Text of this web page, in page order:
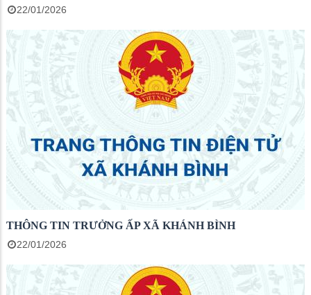
22/01/2026
THÔNG TIN TRƯỞNG ẤP XÃ KHÁNH BÌNH
22/01/2026